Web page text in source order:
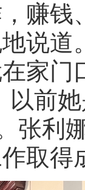
赚钱
说道
家门
以前
张利
取得